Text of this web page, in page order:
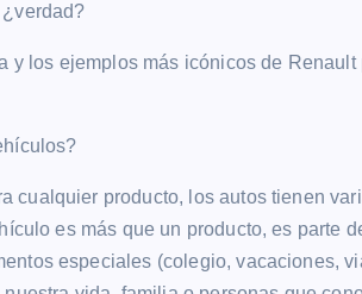
y los ejemplos más icónicos de Renault
cualquier producto, los autos tienen
es más que un producto, es parte
especiales (colegio, vacaciones,